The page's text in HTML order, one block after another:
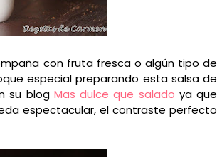
con fruta fresca o algún tipo de
especial preparando esta salsa de
su blog Mas dulce que salado ya que
espectacular, el contraste perfecto